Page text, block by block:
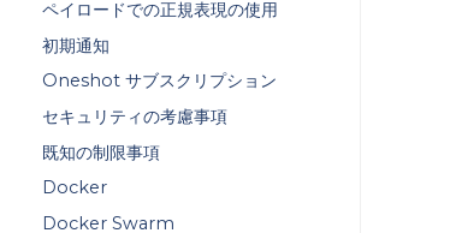
ペイロードでの正規表現の使用
初期通知
Oneshot サブスクリプション
セキュリティの考慮事項
既知の制限事項
Docker
Docker Swarm